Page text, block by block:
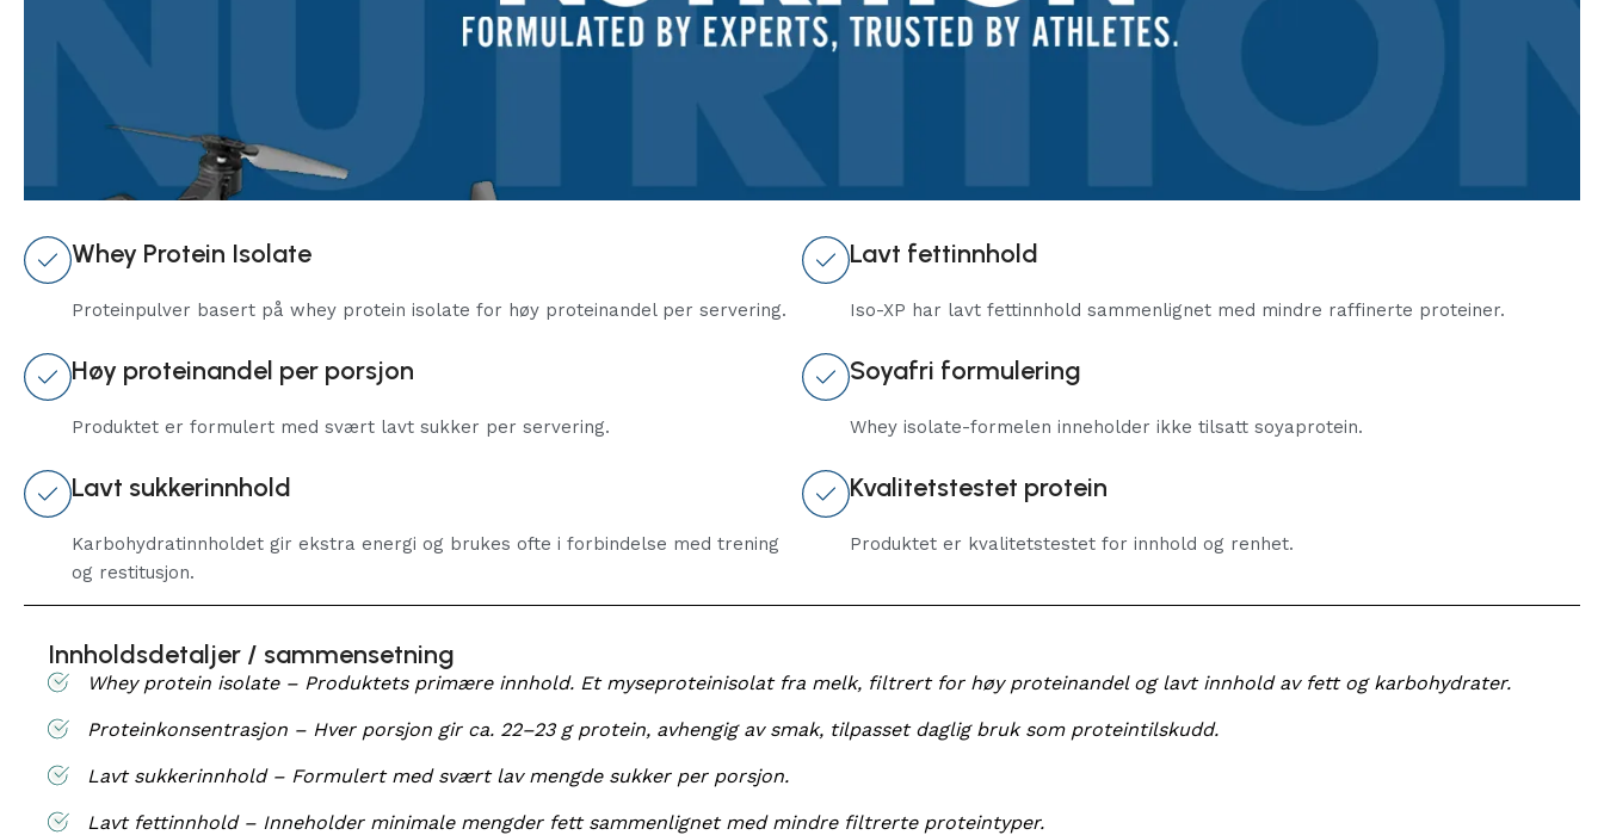
Whey Protein Isolate
Proteinpulver basert på whey protein isolate for høy proteinandel per servering.
Lavt fettinnhold​
Iso-XP har lavt fettinnhold sammenlignet med mindre raffinerte proteiner.​
Høy proteinandel per porsjon
Produktet er formulert med svært lavt sukker per servering.​
Soyafri formulering​
Whey isolate-formelen inneholder ikke tilsatt soyaprotein.​
Lavt sukkerinnhold
Karbohydratinnholdet gir ekstra energi og brukes ofte i forbindelse med trening
og restitusjon.
Kvalitetstestet protein
Produktet er kvalitetstestet for innhold og renhet.
Innholdsdetaljer / sammensetning
Whey protein isolate – Produktets primære innhold. Et myseproteinisolat fra melk, filtrert for høy proteinandel og lavt innhold av fett og karbohydrater.
Proteinkonsentrasjon – Hver porsjon gir ca. 22–23 g protein, avhengig av smak, tilpasset daglig bruk som proteintilskudd.
Lavt sukkerinnhold – Formulert med svært lav mengde sukker per porsjon.
Lavt fettinnhold – Inneholder minimale mengder fett sammenlignet med mindre filtrerte proteintyper.